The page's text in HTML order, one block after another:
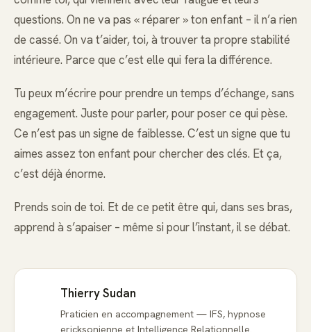
questions. On ne va pas « réparer » ton enfant – il n’a rien
de cassé. On va t’aider, toi, à trouver ta propre stabilité
intérieure. Parce que c’est elle qui fera la différence.
Tu peux m’écrire pour prendre un temps d’échange, sans
engagement. Juste pour parler, pour poser ce qui pèse.
Ce n’est pas un signe de faiblesse. C’est un signe que tu
aimes assez ton enfant pour chercher des clés. Et ça,
c’est déjà énorme.
Prends soin de toi. Et de ce petit être qui, dans ses bras,
apprend à s’apaiser – même si pour l’instant, il se débat.
Thierry Sudan
Praticien en accompagnement — IFS, hypnose
ericksonienne et Intelligence Relationnelle.